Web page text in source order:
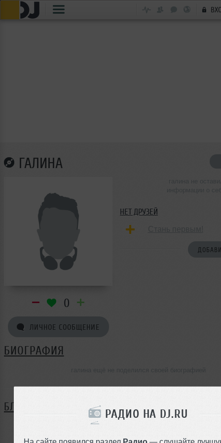
РАДИО НА DJ.RU
На сайте появился раздел Радио — слушайте
ГАЛИНА
0
ЛИЧНОЕ СООБЩЕНИЕ
НЕТ ДРУЗЕЙ
БИОГРАФИЯ
БЛОГ